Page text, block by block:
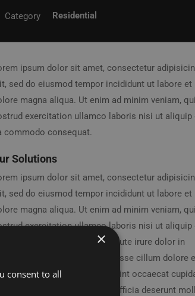
Category Residential
ipsum dolor sit amet, consectetur
sed do eiusmod tempor incididunt ut labore et
magna aliqua. Ut enim ad minim veniam,
exercitation ullamco laboris nisi ut aliquip
commodo consequat.
Solutions
ipsum dolor sit amet, consectetur
sed do eiusmod tempor incididunt ut labore et
magna aliqua. Ut enim ad minim veniam,
exercitation ullamco laboris nisi ut aliquip
commodo consequat. Duis aute irure dolor in
in voluptate velit esse cillum dolore
nulla pariatur. Excepteur sint occaecat
proident, sunt in culpa qui officia deserunt
×
consent to all